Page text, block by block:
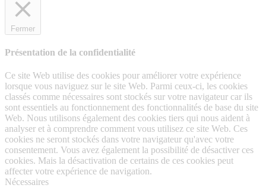
Fermer
Présentation de la confidentialité
Ce site Web utilise des cookies pour améliorer votre expérience
lorsque vous naviguez sur le site Web. Parmi ceux-ci, les cookies
classés comme nécessaires sont stockés sur votre navigateur car ils
sont essentiels au fonctionnement des fonctionnalités de base du site
Web. Nous utilisons également des cookies tiers qui nous aident à
analyser et à comprendre comment vous utilisez ce site Web. Ces
cookies ne seront stockés dans votre navigateur qu'avec votre
consentement. Vous avez également la possibilité de désactiver ces
cookies. Mais la désactivation de certains de ces cookies peut
affecter votre expérience de navigation.
Nécessaires